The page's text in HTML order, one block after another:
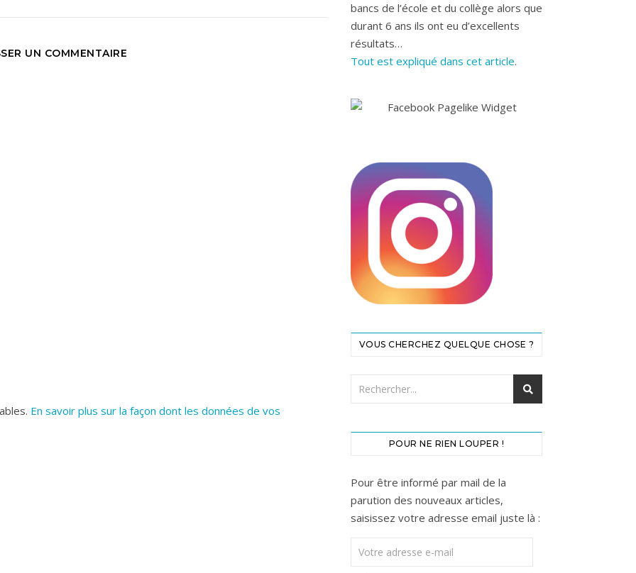
UN COMMENTAIRE
En savoir plus sur la façon dont les données de vos
bancs de l’école et du collège alors que
durant 6 ans ils ont eu d’excellents
résultats…
Tout est expliqué dans cet article.
VOUS CHERCHEZ QUELQUE CHOSE ?
POUR NE RIEN LOUPER !
Pour être informé par mail de la
parution des nouveaux articles,
saisissez votre adresse email juste là :
Votre adresse e-mail